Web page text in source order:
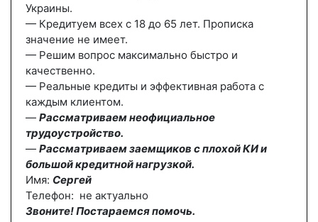
Украины.
— Кредитуем всех с 18 до 65 лет. Прописка
значение не имеет.
— Решим вопрос максимально быстро и
качественно.
— Реальные кредиты и эффективная работа с
каждым клиентом.
— Рассматриваем неофициальное
трудоустройство.
— Рассматриваем заемщиков с плохой КИ и
большой кредитной нагрузкой.
Имя: Сергей
Телефон: не актуально
Звоните! Постараемся помочь.